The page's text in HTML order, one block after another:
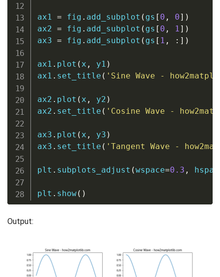
ax1 = fig . add_subplot ( gs [ 0 , 0] )
ax2 = fig . add_subplot ( gs [ 0 , 1] )
ax3 = fig . add_subplot ( gs [ 1 , : ] )
ax1 . plot ( x , y1 )
ax1 . set_title ( 'Sine Wave -
ax2 . plot ( x , y2 )
ax2 . set_title ( 'Cosine Wave -
ax3 . plot ( x , y3 )
ax3 . set_title ( 'Tangent Wave -
plt . subplots_adjust (wspace=0.3 ,
plt . show( )
Output: